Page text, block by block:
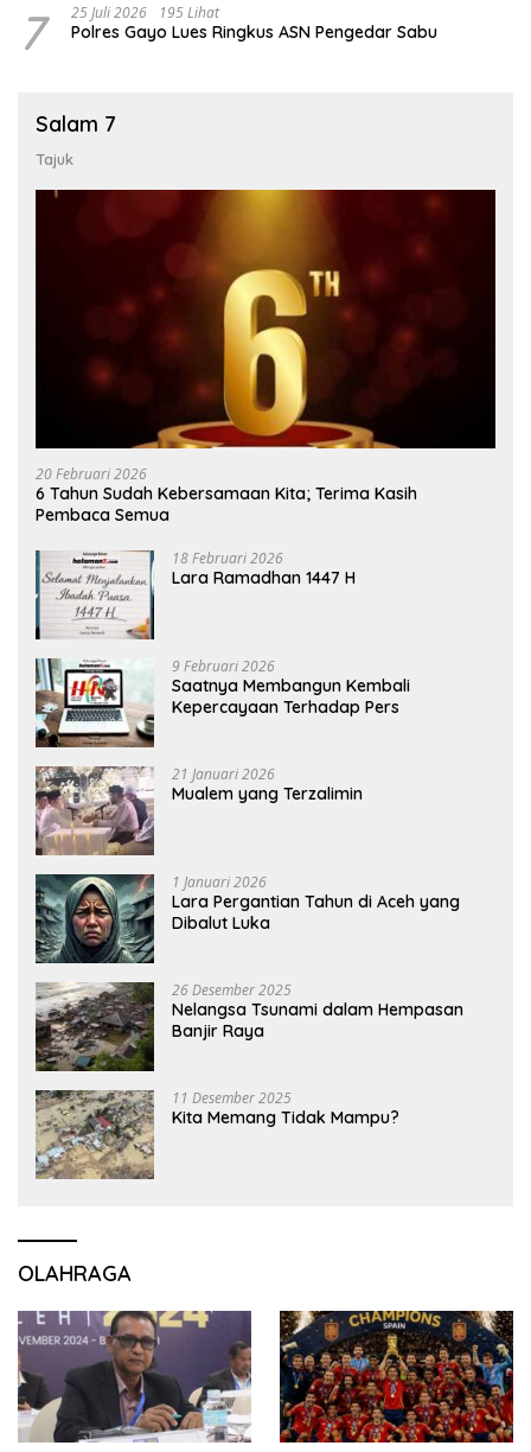
7 25 Juli 2026 195 Lihat
Polres Gayo Lues Ringkus ASN Pengedar Sabu
Salam 7
Tajuk
20 Februari 2026
6 Tahun Sudah Kebersamaan Kita; Terima Kasih
Pembaca Semua
18 Februari 2026
Lara Ramadhan 1447 H
9 Februari 2026
Saatnya Membangun Kembali
Kepercayaan Terhadap Pers
21 Januari 2026
Mualem yang Terzalimin
1 Januari 2026
Lara Pergantian Tahun di Aceh yang
Dibalut Luka
26 Desember 2025
Nelangsa Tsunami dalam Hempasan
Banjir Raya
11 Desember 2025
Kita Memang Tidak Mampu?
OLAHRAGA